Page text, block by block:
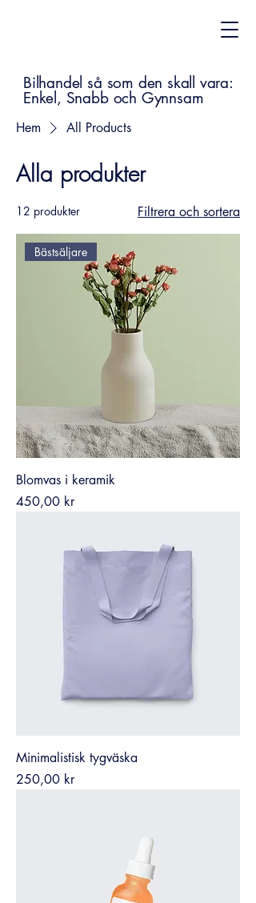
Bilhandel så som den skall vara:
Enkel, Snabb och Gynnsam
Hem All Products
Alla produkter
12 produkter Filtrera och sortera
Bästsäljare
Blomvas i keramik
Pris
450,00 kr
Minimalistisk tygväska
Pris
250,00 kr